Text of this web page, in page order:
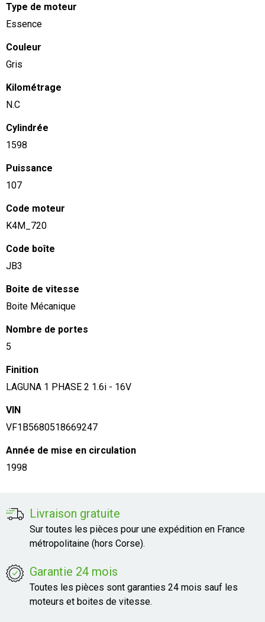
Type de moteur
Essence
Couleur
Gris
Kilométrage
N.C
Cylindrée
1598
Puissance
107
Code moteur
K4M_720
Code boîte
JB3
Boite de vitesse
Boite Mécanique
Nombre de portes
5
Finition
LAGUNA 1 PHASE 2 1.6i - 16V
VIN
VF1B5680518669247
Année de mise en circulation
1998
Livraison gratuite
Sur toutes les pièces pour une expédition en France
métropolitaine (hors Corse).
Garantie 24 mois
Toutes les pièces sont garanties 24 mois sauf les
moteurs et boites de vitesse.